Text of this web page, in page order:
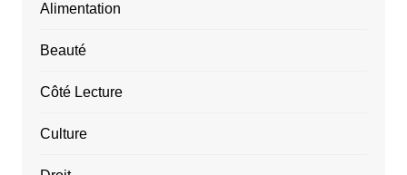
Alimentation
Beauté
Côté Lecture
Culture